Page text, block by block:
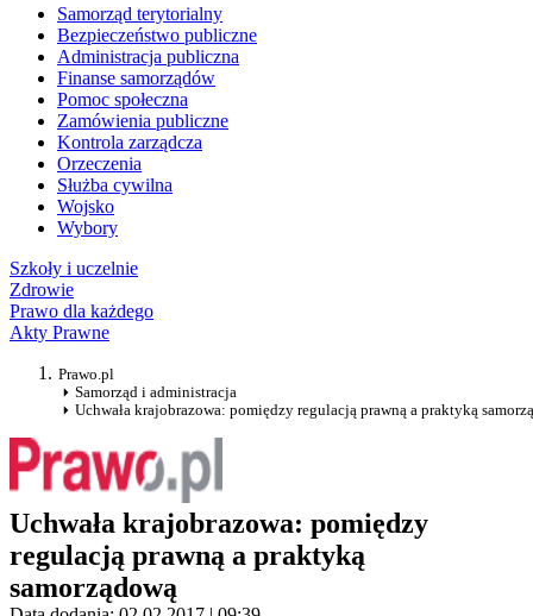
Samorząd terytorialny
Bezpieczeństwo publiczne
Administracja publiczna
Finanse samorządów
Pomoc społeczna
Zamówienia publiczne
Kontrola zarządcza
Orzeczenia
Służba cywilna
Wojsko
Wybory
Szkoły i uczelnie
Zdrowie
Prawo dla każdego
Akty Prawne
Prawo.pl
Samorząd i administracja
Uchwała krajobrazowa: pomiędzy regulacją prawną a praktyką
Uchwała krajobrazowa: pomiędzy
regulacją prawną a praktyką
samorządową